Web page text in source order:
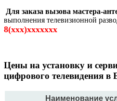
Для заказа вызова мастера-
выполнения телевизионной
8(xxx)xxxxxxx
Цены на установку и
цифрового телевидения в
Наименование